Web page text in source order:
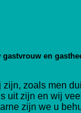
gastvrouw en
zijn, zoals men
uit zijn en wij
zijn we u